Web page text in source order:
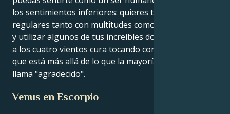
los sentimientos inferiores: quieres tener relaciones
regulares tanto con multitudes como con individuos;
y utilizar algunos de tus increíbles dones para gritar
a los cuatro vientos cura tocando con este tipo de luz
que está más allá de lo que la mayoría de la gente
llama "agradecido".
Venus en Escorpio